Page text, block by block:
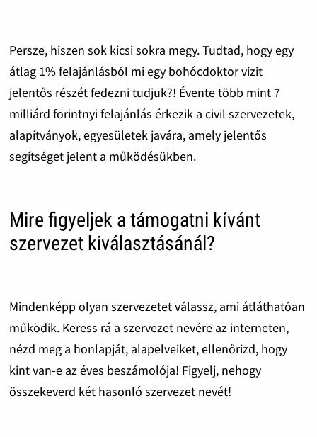
Persze, hiszen sok kicsi sokra megy. Tudtad, hogy egy
átlag 1% felajánlásból mi egy bohócdoktor vizit
jelentős részét fedezni tudjuk?! Évente több mint 7
milliárd forintnyi felajánlás érkezik a civil szervezetek,
alapítványok, egyesületek javára, amely jelentős
segítséget jelent a működésükben.
Mire figyeljek a támogatni kívánt
szervezet kiválasztásánál?
Mindenképp olyan szervezetet válassz, ami átláthatóan
működik. Keress rá a szervezet nevére az interneten,
nézd meg a honlapját, alapelveiket, ellenőrizd, hogy
kint van-e az éves beszámolója! Figyelj, nehogy
összekeverd két hasonló szervezet nevét!